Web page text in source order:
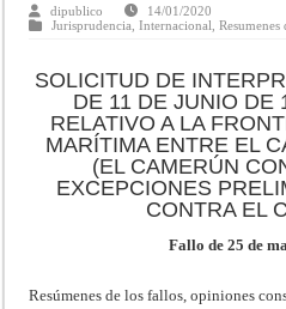
dipublico
14/01/2020
Jurisprudencia ,Internacional ,Resumenes
SOLICITUD DE
DE 11 DE JUNIO DE
RELATIVO A LA
MARÍTIMA ENTRE EL
(EL CAMERÚN
EXCEPCIONES
CONTRA EL
Fallo de 25 de
Resúmenes de los fallos, opiniones